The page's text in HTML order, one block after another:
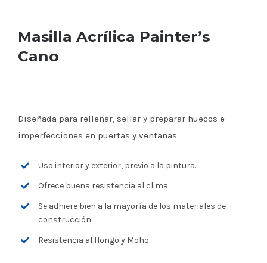
Masilla Acrílica Painter’s
Cano
Diseñada para rellenar, sellar y preparar huecos e
imperfecciones en puertas y ventanas.
Uso interior y exterior, previo a la pintura.
Ofrece buena resistencia al clima.
Se adhiere bien a la mayoría de los materiales de
construcción.
Resistencia al Hongo y Moho.